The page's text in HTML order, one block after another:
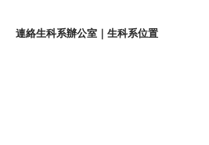
連絡生科系辦公室 ｜ 生科系位置